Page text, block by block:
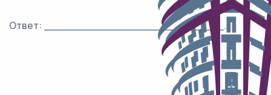
Ответ: ___________________________.